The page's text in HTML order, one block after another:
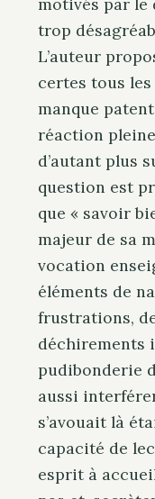
trop
L’auteur
certes tous
manque
réaction
d’autant plus
question est
que « savoir
majeur de sa
vocation
éléments de
frustrations,
déchirements
pudibonderie
aussi
s’avouait là
capacité de
esprit à